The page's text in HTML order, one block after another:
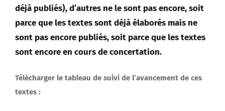
déjà publiés), d’autres ne le sont pas encore, soit
parce que les textes sont déjà élaborés mais ne
sont pas encore publiés, soit parce que les textes
sont encore en cours de concertation.
Télécharger le tableau de suivi de l’avancement de ces
textes :